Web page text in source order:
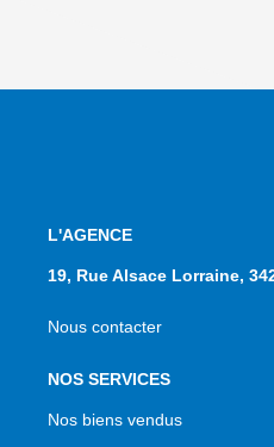
L'AGENCE
19, Rue Alsace Lorraine,
Nous contacter
NOS SERVICES
Nos biens vendus